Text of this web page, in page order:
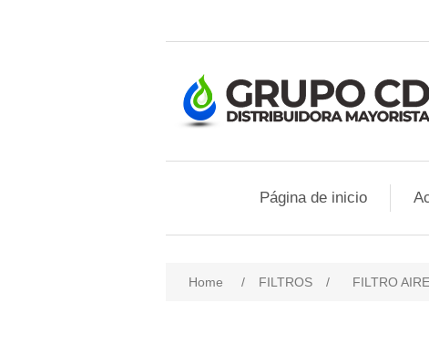
Página de inicio
Home / FILTROS / FILTRO AIRE